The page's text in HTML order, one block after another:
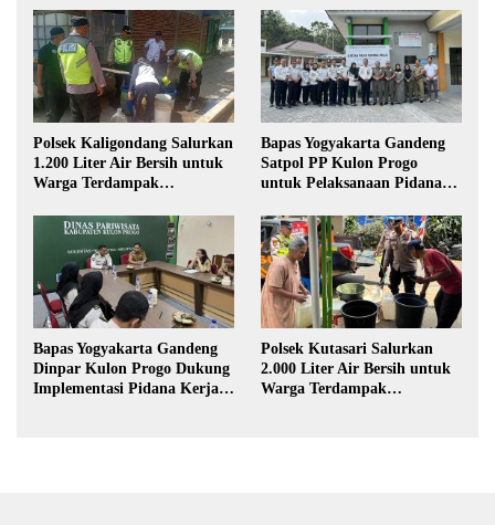
Polsek Kaligondang Salurkan
1.200 Liter Air Bersih untuk
Warga Terdampak
Bapas Yogyakarta Gandeng
Satpol PP Kulon Progo
untuk Pelaksanaan Pidana
Bapas Yogyakarta Gandeng
Dinpar Kulon Progo Dukung
Implementasi Pidana Kerja
Polsek Kutasari Salurkan
2.000 Liter Air Bersih untuk
Warga Terdampak